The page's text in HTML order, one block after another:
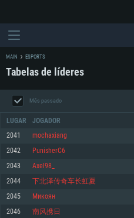
MAIN ESPORTS
Tabelas de líderes
Mês passado
LUGAR JOGADOR
2041 mochaxiang
2042 PunisherC6
2043 Axel98_
2044 下北泽传奇车长虹夏
2045 Микоян
2046 南风携日